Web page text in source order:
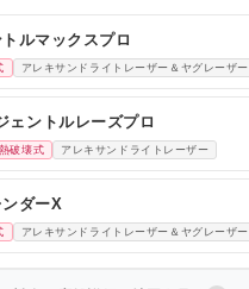
ルマックスプロ
アレキサンドライトレーザー＆ヤグレーザー
ェントルレーズプロ
熱破壊式 アレキサンドライトレーザー
ダーX
アレキサンドライトレーザー＆ヤグレーザー